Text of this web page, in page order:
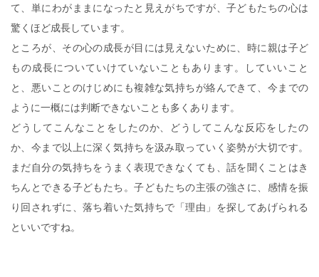
て、単にわがままになったと見えがちですが、子どもたちの心は
驚くほど成長しています。
ところが、その心の成長が目には見えないために、時に親は子ど
もの成長についていけていないこともあります。していいこと
と、悪いことのけじめにも複雑な気持ちが絡んできて、今までの
ように一概には判断できないことも多くあります。
どうしてこんなことをしたのか、どうしてこんな反応をしたの
か、今まで以上に深く気持ちを汲み取っていく姿勢が大切です。
まだ自分の気持ちをうまく表現できなくても、話を聞くことはき
ちんとできる子どもたち。子どもたちの主張の強さに、感情を振
り回されずに、落ち着いた気持ちで「理由」を探してあげられる
といいですね。